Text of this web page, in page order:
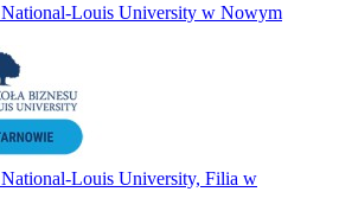
National-Louis University w Nowym
National-Louis University, Filia w